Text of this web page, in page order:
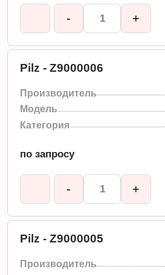
- +
Pilz - Z9000006
Производитель
Модель
Категория
по запросу
- +
Pilz - Z9000005
Производитель